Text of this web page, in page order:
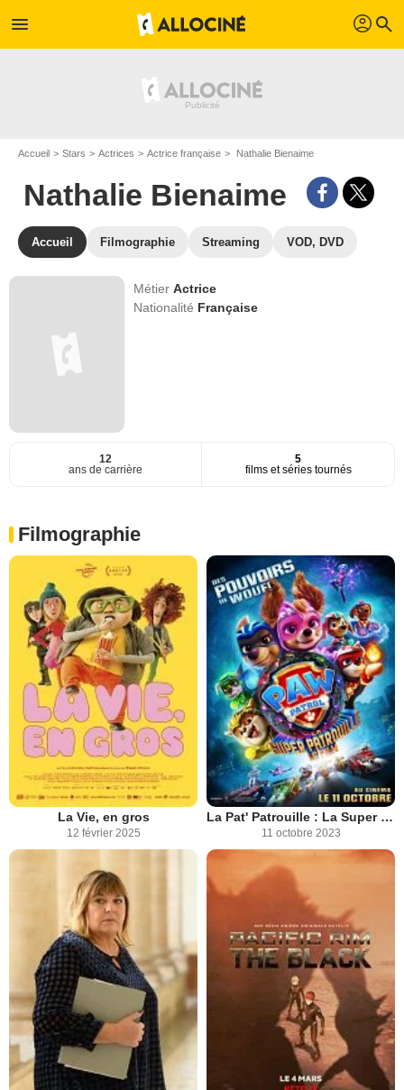
menu profil search
Accueil Stars Actrices Actrice française Nathalie Bienaime
Nathalie Bienaime
Accueil Filmographie Streaming VOD, DVD
MétierActrice
Nationalité Française
12
ans de carrière
5
films et séries tournés
Filmographie
La Vie, en gros
12 février 2025
La Pat' Patrouille : La Super Patrouille Le Film
11 octobre 2023